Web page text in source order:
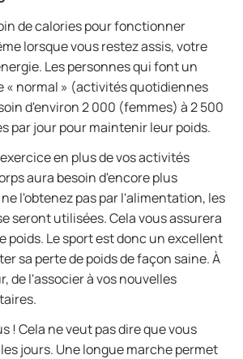
de calories pour fonctionner
lorsque vous restez assis, votre
Les personnes qui font un
« normal » (activités quotidiennes
d'environ 2 000 (femmes) à 2 500
par jour pour maintenir leur poids.
en plus de vos activités
aura besoin d'encore plus
l'obtenez pas par l'alimentation, les
seront utilisées. Cela vous assurera
poids. Le sport est donc un excellent
sa perte de poids de façon saine. À
de l'associer à vos nouvelles
! Cela ne veut pas dire que vous
jours. Une longue marche permet